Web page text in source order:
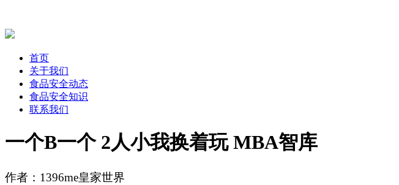
首页
关于我们
食品安全动态
食品安全知识
联系我们
一个B一个 2人小我换着玩 MBA智库
作者：1396me皇家世界